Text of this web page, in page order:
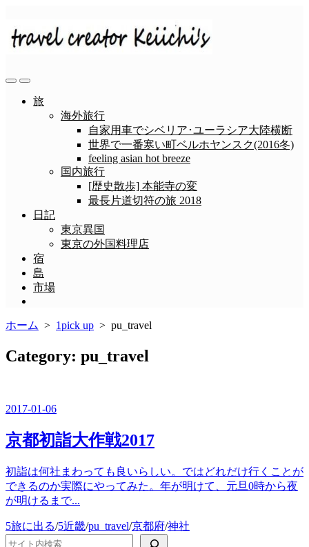
ン
テ
へ
検
メ
ニ 旅
海外旅行
自家用車でシベリア･ユーラシア大陸横断
世界で一番寒い町ベルホヤンスク(2016冬)
feeling asian hot breeze
国内旅行
[歴史散歩] 本能寺の変
最長片道切符の旅 2018
日記
東京異国
東京の外国料理店
宿
島
市場
ュ
閉
ホーム > 1pick up > pu_travel
Category: pu_travel
2017-01-06
京都初詣大作戦2017
初詣は何社まわっても良いらしい。ではどれだけ行くことが
できるのか実際にやってみた。年が明けて、元旦0時から夜
が明けるまで...
カ
テ
5旅に出る/5近畿/pu_travel/京都府/神社
検索